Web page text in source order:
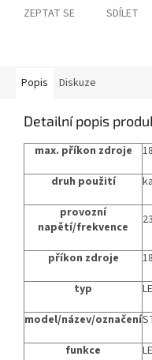
ZEPTAT SE SDÍLET
Popis Diskuze
Detailní popis
max. příkon zdroje
druh použití
provozní
napětí/frekvence
příkon zdroje
typ
model/název/označení
funkce